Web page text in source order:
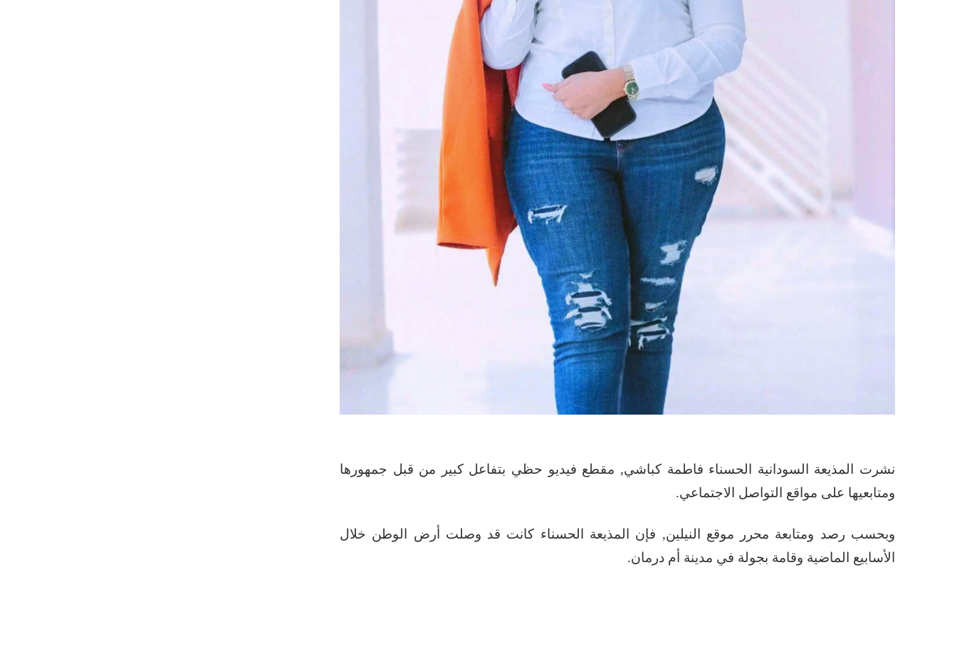
نشرت المذيعة السودانية الحسناء فاطمة كباشي, مقطع فيديو حظي بتفاعل كبير من قبل جمهورها
ومتابعيها على مواقع التواصل الاجتماعي.
وبحسب رصد ومتابعة محرر موقع النيلين, فإن المذيعة الحسناء كانت قد وصلت أرض الوطن خلال
الأسابيع الماضية وقامة بجولة في مدينة أم درمان.